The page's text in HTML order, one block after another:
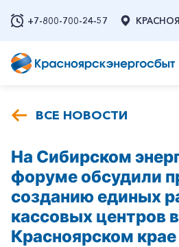
+7-800-700-24-57
ВСЕ НОВОСТИ
На Сибирском
форуме обсудили
созданию единых
кассовых центров в
Красноярском крае